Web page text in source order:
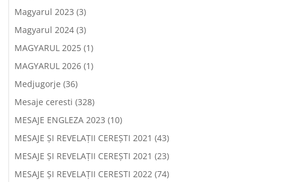
Magyarul 2023 (3)
Magyarul 2024(3)
MAGYARUL 2025(1)
MAGYARUL 2026(1)
Medjugorje (36)
Mesaje ceresti (328)
MESAJE ENGLEZA 2023 (10)
MESAJE ȘI REVELAȚII CEREȘTI 2021 (43)
MESAJE ȘI REVELAȚII CEREȘTI 2021 (23)
MESAJE ȘI REVELAȚII CERESTI 2022(74)